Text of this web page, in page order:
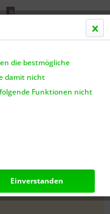
zur Verfügung!
der Artikel
die bestmögliche
damit nicht
Funktionen nicht
Einverstanden